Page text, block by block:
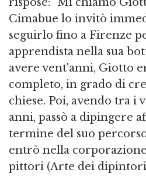
Cimabue lo invitò
seguirlo fino a Firenze
apprendista nella sua
avere vent'anni, Giotto
completo, in grado di
chiese. Poi, avendo tra i
anni, passò a dipingere
termine del suo
entrò nella
pittori (Arte dei